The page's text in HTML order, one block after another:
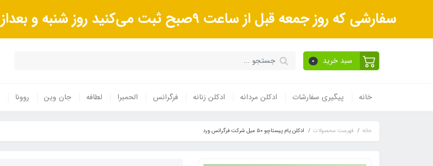
سفارشی که روز جمعه قبل از ساعت 9صبح ثبت می‌کنید روز شنبه و بعداز آن روز یکشنبه ارسال می‌شوند.
سبد خرید 0
خانه پیگیری سفارشات ادکلن مردانه ادکلن زنانه فرگرانس الحمبرا لطافه جان وین روونا
خانه فهرست محصولات ادکلن یام پیستاچو ۵٠ میل شرکت فرگرانس ورد